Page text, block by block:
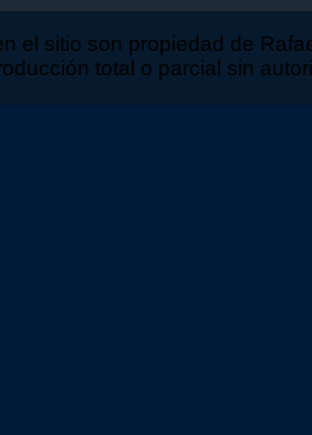
el sitio son propiedad de
total o parcial sin